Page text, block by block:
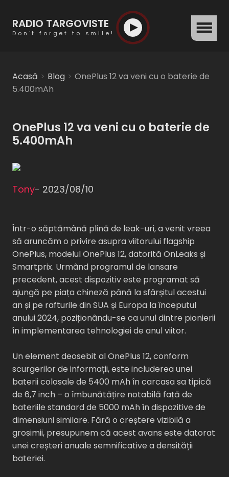
RADIO TARGOVISTE
Don't forget to smile! menu
Acasă Blog
OnePlus 12 va veni cu o baterie de
5.400mAh
OnePlus 12 va veni cu o baterie de
5.400mAh
Tony- 2023/08/10
Într-o săptămână plină de leak-uri, a venit vreea
să aruncăm o privire asupra viitorului flagship
OnePlus, modelul OnePlus 12, datorită OnLeaks și
Smartprix. Urmând programul de lansare
precedent, acest dispozitiv este programat să
ajungă pe piața chineză până la sfârșitul acestui
an și pe rafturile din SUA și Europa la începutul
anului 2024, poziționându-se ca unul dintre pionierii
în implementarea tehnologiei de anul viitor.
Un element deosebit al OnePlus 12, conform
scurgerilor de informații, este includerea unei
baterii colosale de 5400 mAh în carcasa sa tipică
de 6,7 inch – o îmbunătățire notabilă față de
bateriile standard de 5000 mAh în dispozitive de
dimensiuni similare. Fără o creștere vizibilă a
grosimii, presupunem că acest avans este datorat
unei creșteri anuale semnificative a densității
bateriei.